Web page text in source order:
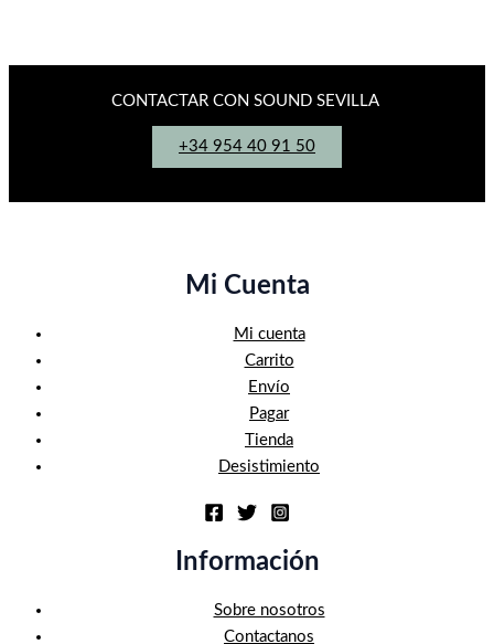
CONTACTAR CON SOUND SEVILLA
+34 954 40 91 50
Mi Cuenta
Mi cuenta
Carrito
Envío
Pagar
Tienda
Desistimiento
Información
Sobre nosotros
Contactanos